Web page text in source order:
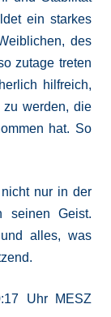
ein starkes
des
zutage treten
hilfreich,
zu werden, die
hat. So
nur in der
seinen Geist.
alles, was
Uhr MESZ